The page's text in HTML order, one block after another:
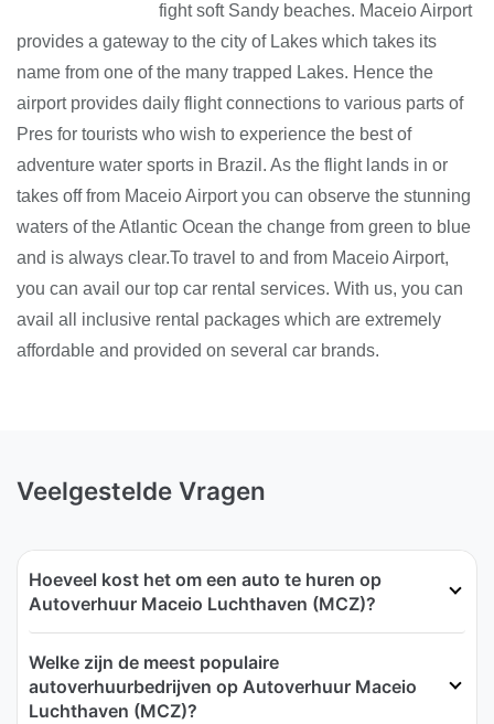
fight soft Sandy beaches. Maceio Airport
provides a gateway to the city of Lakes which takes its
name from one of the many trapped Lakes. Hence the
airport provides daily flight connections to various parts of
Pres for tourists who wish to experience the best of
adventure water sports in Brazil. As the flight lands in or
takes off from Maceio Airport you can observe the stunning
waters of the Atlantic Ocean the change from green to blue
and is always clear.To travel to and from Maceio Airport,
you can avail our top car rental services. With us, you can
avail all inclusive rental packages which are extremely
affordable and provided on several car brands.
Veelgestelde Vragen
Hoeveel kost het om een auto te huren op
Autoverhuur Maceio Luchthaven (MCZ)?
Welke zijn de meest populaire
autoverhuurbedrijven op Autoverhuur Maceio
Luchthaven (MCZ)?